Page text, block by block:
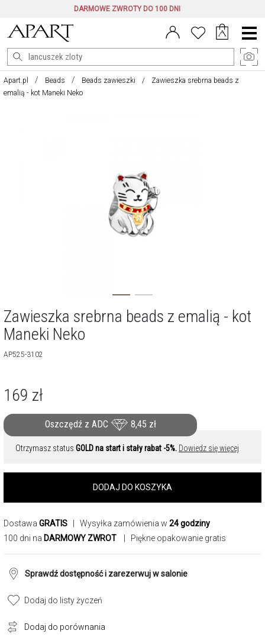
DARMOWE ZWROTY DO 100 DNI
Menu
główne
Apart.pl Beads Beads zawieszki
Zawieszka srebrna beads z
emalią - kot Maneki Neko
Zawieszka srebrna beads z emalią - kot
Maneki Neko
AP525-3102
169 zł
Oszczędź z ADC 8,45 zł
Otrzymasz status GOLD na start i stały rabat -5%. Dowiedz się więcej
DODAJ DO KOSZYKA
Dostawa GRATIS | Wysyłka zamówienia w 24 godziny
100 dni na DARMOWY ZWROT | Piękne opakowanie gratis
Sprawdź dostępność i zarezerwuj w salonie
Dodaj do listy życzeń
Dodaj do porównania